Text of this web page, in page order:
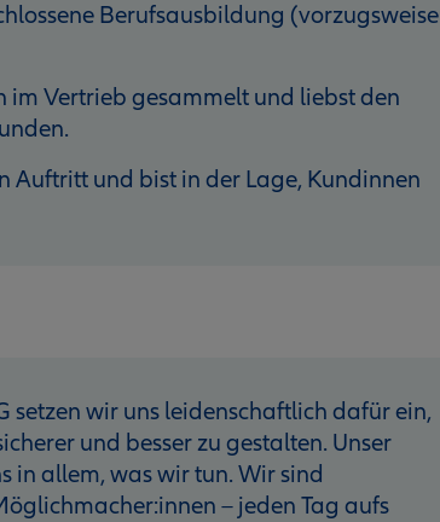
Berufsausbildung (vorzugsweise
im Vertrieb gesammelt und liebst den
Auftritt und bist in der Lage, Kundinnen
setzen wir uns leidenschaftlich dafür ein,
und besser zu gestalten. Unser
in allem, was wir tun. Wir sind
– jeden Tag aufs